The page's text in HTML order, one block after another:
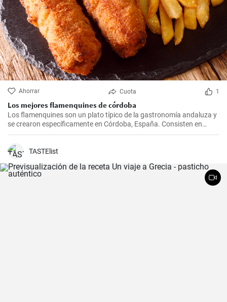
Ahorrar Cuota 1
Los mejores flamenquines de córdoba
Los flamenquines son un plato típico de la gastronomía andaluza y
se crearon específicamente en Córdoba, España. Consisten en
rollitos de jamón serrano y carne de cerdo empanados y fritos. Son
como tapas y son comúnmente acompañados con papas fritas y
TASTElist